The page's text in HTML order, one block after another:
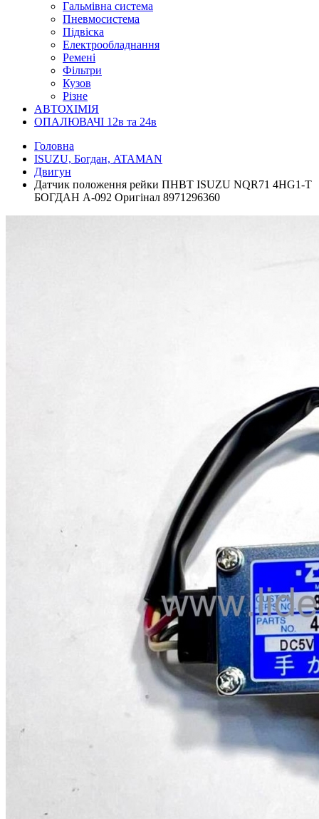
Гальмівна система
Пневмосистема
Підвіска
Електрообладнання
Ремені
Фільтри
Кузов
Різне
АВТОХІМІЯ
ОПАЛЮВАЧІ 12в та 24в
Головна
ISUZU, Богдан, ATAMAN
Двигун
Датчик положення рейки ПНВТ ISUZU NQR71 4HG1-T
БОГДАН А-092 Оригінал 8971296360